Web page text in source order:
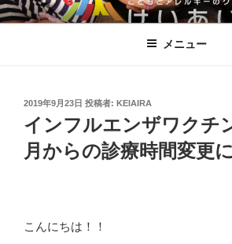
コ
ン
こどもとアレルギーの
メニュー
投
2019年9月23日 投稿者: KEIAIRA
インフルエンザワクチ
月からの診療時間変更
こんにちは！！